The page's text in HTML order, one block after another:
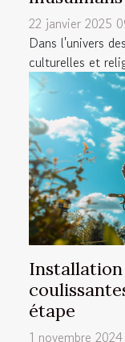
22 janvier 2025
Dans l'univers
culturelles et
étape
1 novembre